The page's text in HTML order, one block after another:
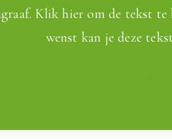
Klik hier om de tekst
wenst kan je deze